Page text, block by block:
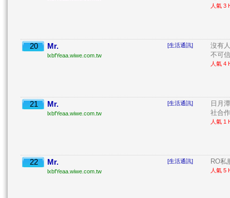
人氣 3
20 Mr.
lxbfYeaa.wiwe.com.tw
[生活通訊]
沒有
不可
人氣 4
21 Mr.
lxbfYeaa.wiwe.com.tw
[生活通訊]
日月
社合
人氣 1
22 Mr.
lxbfYeaa.wiwe.com.tw
[生活通訊] RO私
人氣 5